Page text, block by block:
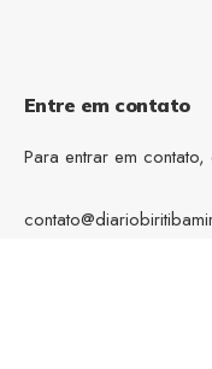
Entre em contato
Para entrar em